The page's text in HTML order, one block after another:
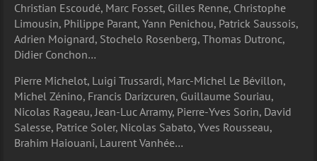
Christian Escoudé, Marc Fosset, Gilles Renne, Christophe
Limousin, Philippe Parant, Yann Penichou, Patrick Saussois,
Adrien Moignard, Stochelo Rosenberg, Thomas Dutronc,
Didier Conchon…
Pierre Michelot, Luigi Trussardi, Marc-Michel Le Bévillon,
Michel Zénino, Francis Darizcuren, Guillaume Souriau,
Nicolas Rageau, Jean-Luc Arramy, Pierre-Yves Sorin, David
Salesse, Patrice Soler, Nicolas Sabato, Yves Rousseau,
Brahim Haiouani, Laurent Vanhée…